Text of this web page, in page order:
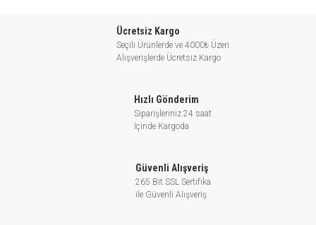
Ücretsiz Kargo
Seçili Ürünlerde ve 4000₺ Üzeri
Alışverişlerde Ücretsiz Kargo
Hızlı Gönderim
Siparişleriniz 24 saat
İçinde Kargoda
Güvenli Alışveriş
265 Bit SSL Sertifika
ile Güvenli Alışveriş